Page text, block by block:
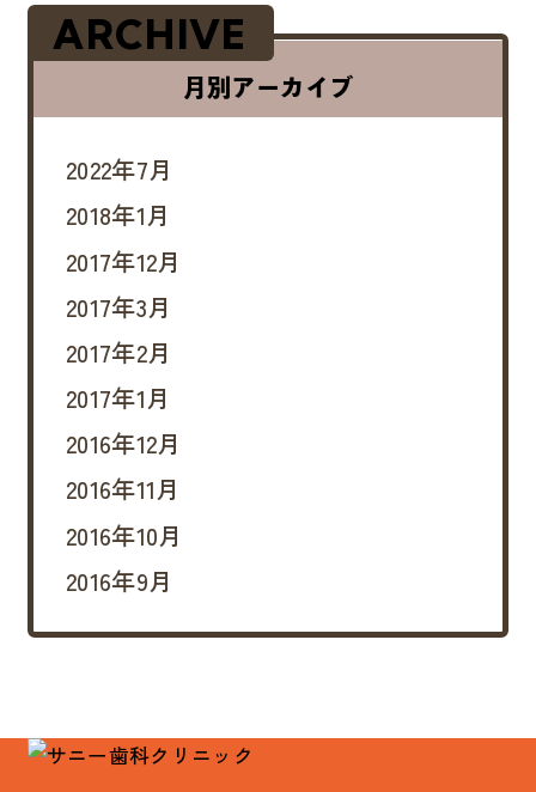
ARCHIVE
月別アーカイブ
2022年7月
2018年1月
2017年12月
2017年3月
2017年2月
2017年1月
2016年12月
2016年11月
2016年10月
2016年9月